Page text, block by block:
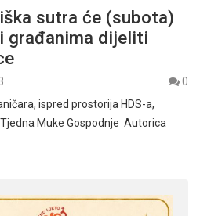
sutra će (subota)
građanima dijeliti
0
ispred prostorija HDS-a,
Muke Gospodnje Autorica